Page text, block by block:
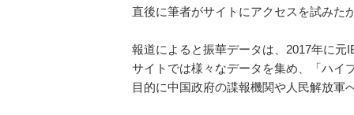
直後に筆者がサイトにアクセスを試みた
報道によると振華データは、2017年に
サイトでは様々なデータを集め、「ハイ
目的に中国政府の諜報機関や人民解放軍